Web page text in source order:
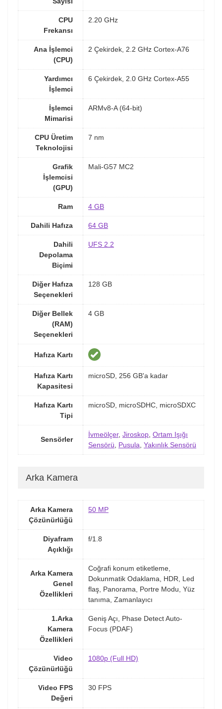
CPU
Frekansı
2.20 GHz
Ana İşlemci
(CPU)
2 Çekirdek, 2.2 GHz Cortex-A76
Yardımcı
İşlemci
6 Çekirdek, 2.0 GHz Cortex-A55
İşlemci
Mimarisi
ARMv8-A (64-bit)
CPU Üretim
Teknolojisi
7 nm
Grafik
İşlemcisi
(GPU)
Mali-G57 MC2
Ram 4 GB
Dahili Hafıza 64 GB
Dahili
Depolama
Biçimi
UFS 2.2
Diğer Hafıza
Seçenekleri
128 GB
Diğer Bellek
(RAM)
Seçenekleri
4 GB
Hafıza Kartı
Hafıza Kartı
Kapasitesi
microSD, 256 GB'a kadar
Hafıza Kartı
Tipi
microSD, microSDHC, microSDXC
Sensörler
İvmeölçer, Jiroskop, Ortam Işığı
Sensörü, Pusula, Yakınlık Sensörü
Arka Kamera
Arka Kamera
Çözünürlüğü
50 MP
Diyafram
Açıklığı
f/1.8
Arka Kamera
Genel
Özellikleri
Coğrafi konum etiketleme,
Dokunmatik Odaklama, HDR, Led
flaş, Panorama, Portre Modu, Yüz
tanıma, Zamanlayıcı
1.Arka
Kamera
Özellikleri
Geniş Açı, Phase Detect Auto-
Focus (PDAF)
Video
Çözünürlüğü
1080p (Full HD)
Video FPS
Değeri
30 FPS